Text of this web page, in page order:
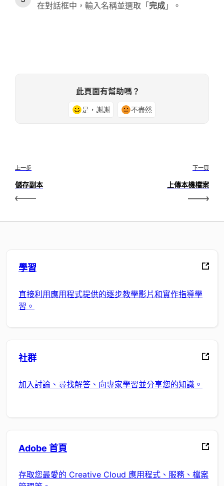
在對話框中，輸入名稱並選取「 完成 」。
此頁面有幫助嗎？
是，謝謝 不盡然
上一步
儲存副本
下一頁
上傳本機檔案
學習
直接利用應用程式提供的逐步教學影片和實作指導學
習。
社群
加入討論、尋找解答、向專家學習並分享您的知識。
Adobe 首頁
存取您最愛的 Creative Cloud 應用程式、服務、檔案